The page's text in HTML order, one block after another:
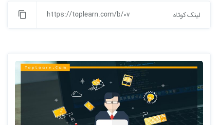
لینک کوتاه https://toplearn.com/b/0v